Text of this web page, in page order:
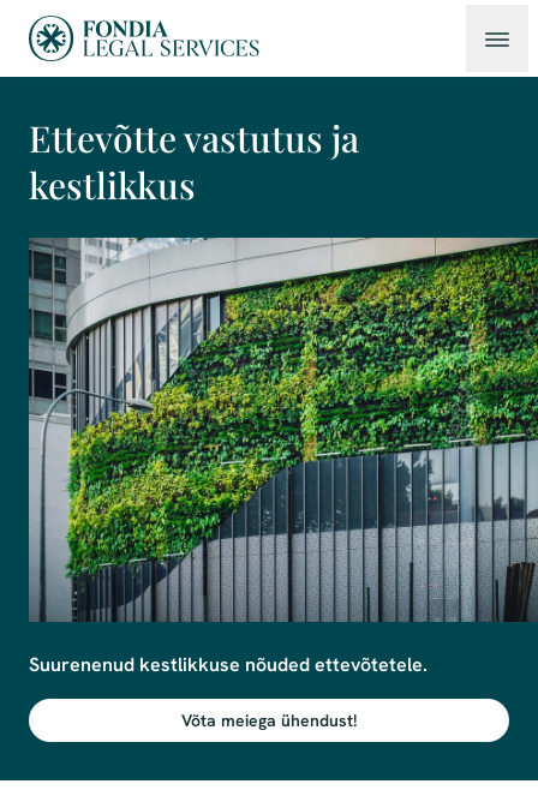
Ettevõtte vastutus ja
kestlikkus
Võta meiega ühendust!